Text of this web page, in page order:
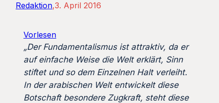
Redaktion 3. April 2016
Vorlesen
„Der Fundamentalismus ist attraktiv, da er
auf einfache Weise die Welt erklärt, Sinn
stiftet und so dem Einzelnen Halt verleiht.
In der arabischen Welt entwickelt diese
Botschaft besondere Zugkraft, steht diese